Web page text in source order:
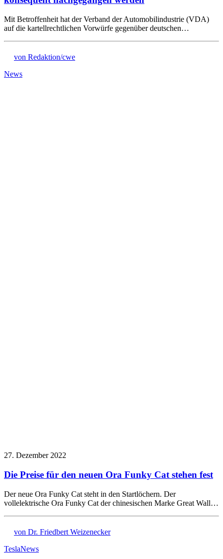
Mit Betroffenheit hat der Verband der Automobilindustrie (VDA)
auf die kartellrechtlichen Vorwürfe gegenüber deutschen…
von Redaktion/cwe
News
27. Dezember 2022
Die Preise für den neuen Ora Funky Cat stehen fest
Der neue Ora Funky Cat steht in den Startlöchern. Der
vollelektrische Ora Funky Cat der chinesischen Marke Great Wall…
von Dr. Friedbert Weizenecker
TeslaNews